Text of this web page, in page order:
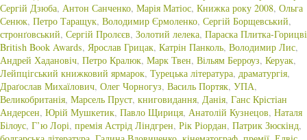
Сергій Дзюба, Антон Санченко, Марія Матіос, Книжка року 2008, Ольга
Сенюк, Петро Таращук, Володимир Єрмоленко, Сергій Борщевський,
стронґовський, Сергій Пролєєв, Золотий лелека, Параска Плитка-
British Book Awards, Ярослав Грицак, Катрін Панколь, Володимир Лис,
Андрей Хадановіч, Петро Кралюк, Марк Твен, Вільям Берроуз, Керуак,
Лейпцігський книжковий ярмарок, Турецька література, драматургія,
Драґослав Михаїлович, Олег Чорногуз, Василь Портяк, УПА,
Великобританія, Марсель Пруст, книговидання, Данія, Ганс Крістіан
Андерсен, Юрій Мушкетик, Павло Щириця, Анатолій Кузнецов, Наталя
Білоус, Г’ю Лорі, премія Астрід Ліндгрен, Рік Ріордан, Патрик Зюскінд,